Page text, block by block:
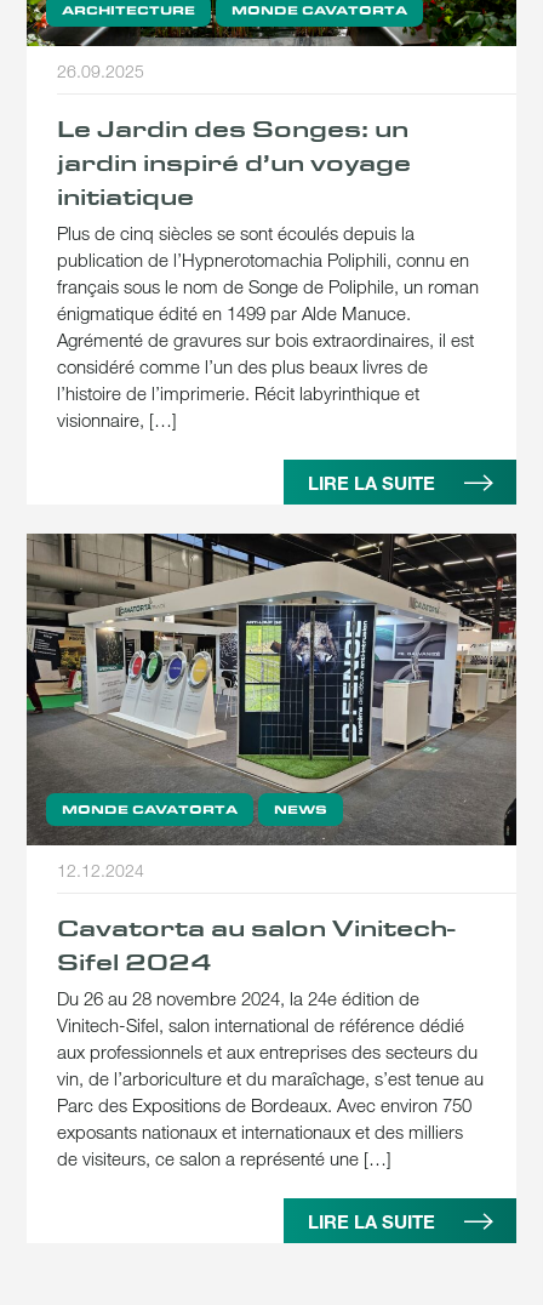
ARCHITECTURE MONDE CAVATORTA
26.09.2025
Le Jardin des Songes: un
jardin inspiré d’un voyage
initiatique
Plus de cinq siècles se sont écoulés depuis la
publication de l’Hypnerotomachia Poliphili, connu en
français sous le nom de Songe de Poliphile, un roman
énigmatique édité en 1499 par Alde Manuce.
Agrémenté de gravures sur bois extraordinaires, il est
considéré comme l’un des plus beaux livres de
l’histoire de l’imprimerie. Récit labyrinthique et
visionnaire, […]
LIRE LA SUITE
MONDE CAVATORTA NEWS
12.12.2024
Cavatorta au salon Vinitech-
Sifel 2024
Du 26 au 28 novembre 2024, la 24e édition de
Vinitech-Sifel, salon international de référence dédié
aux professionnels et aux entreprises des secteurs du
vin, de l’arboriculture et du maraîchage, s’est tenue au
Parc des Expositions de Bordeaux. Avec environ 750
exposants nationaux et internationaux et des milliers
de visiteurs, ce salon a représenté une […]
LIRE LA SUITE